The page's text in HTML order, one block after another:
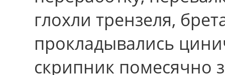
глохли трензеля,
прокладывались
скрипник помесячно